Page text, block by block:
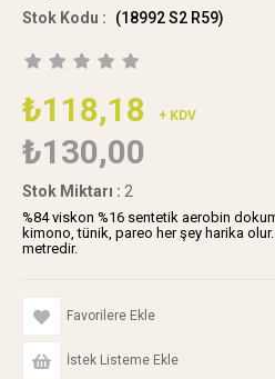
(18992 S2 R59)
₺118,18 + KDV
₺130,00
Stok Miktarı : 2
%84 viskon %16 sentetik aerobin
kimono, tünik, pareo her şey harika
metredir.
Favorilere Ekle
İstek Listeme Ekle